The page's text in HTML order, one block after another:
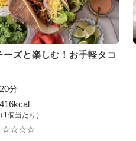
ーズと楽しむ！お手軽タコ
20分
416kcal
（1個当たり）
☆☆☆☆